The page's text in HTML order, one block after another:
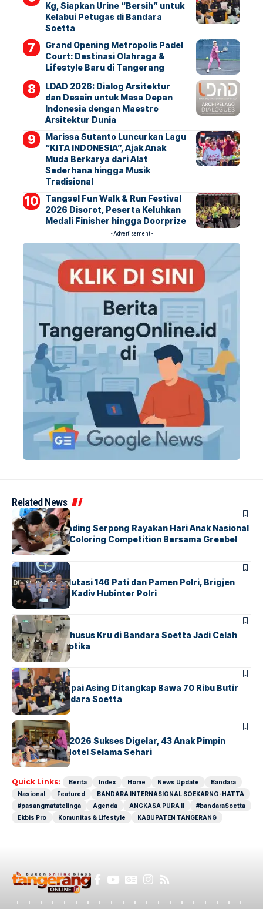
Kg, Siapkan Urine “Bersih” untuk
Kelabui Petugas di Bandara
Soetta
Grand Opening Metropolis Padel
Court: Destinasi Olahraga &
Lifestyle Baru di Tangerang
LDAD 2026: Dialog Arsitektur
dan Desain untuk Masa Depan
Indonesia dengan Maestro
Arsitektur Dunia
Marissa Sutanto Luncurkan Lagu
“KITA INDONESIA”, Ajak Anak
Muda Berkarya dari Alat
Sederhana hingga Musik
Tradisional
Tangsel Fun Walk & Run Festival
2026 Disorot, Peserta Keluhkan
Medali Finisher hingga Doorprize
- Advertisement -
Related News
BERITAINDEX
Atria Hotel Gading Serpong Rayakan Hari Anak Nasional
Lewat Family Coloring Competition Bersama Greebel
Indonesia
BERITA
Mabes Polri Mutasi 146 Pati dan Pamen Polri, Brigjen
Untung Jabat Kadiv Hubinter Polri
BANDARABERITA
Ketika Jalur Khusus Kru di Bandara Soetta Jadi Celah
Sindikat Narkotika
BANDARA BERITA
Kopilot Maskapai Asing Ditangkap Bawa 70 Ribu Butir
Ekstasi di Bandara Soetta
BERITAINDEX
GM For A Day 2026 Sukses Digelar, 43 Anak Pimpin
Operasional Hotel Selama Sehari
Quick Links: Berita Index Home News Update
Bandara
Nasional
Featured
BANDARA INTERNASIONAL SOEKARNO-HATTA
#pasangmatatelinga
Agenda ANGKASA PURA II
#bandaraSoetta
Ekbis Pro
Komunitas & Lifestyle KABUPATEN TANGERANG